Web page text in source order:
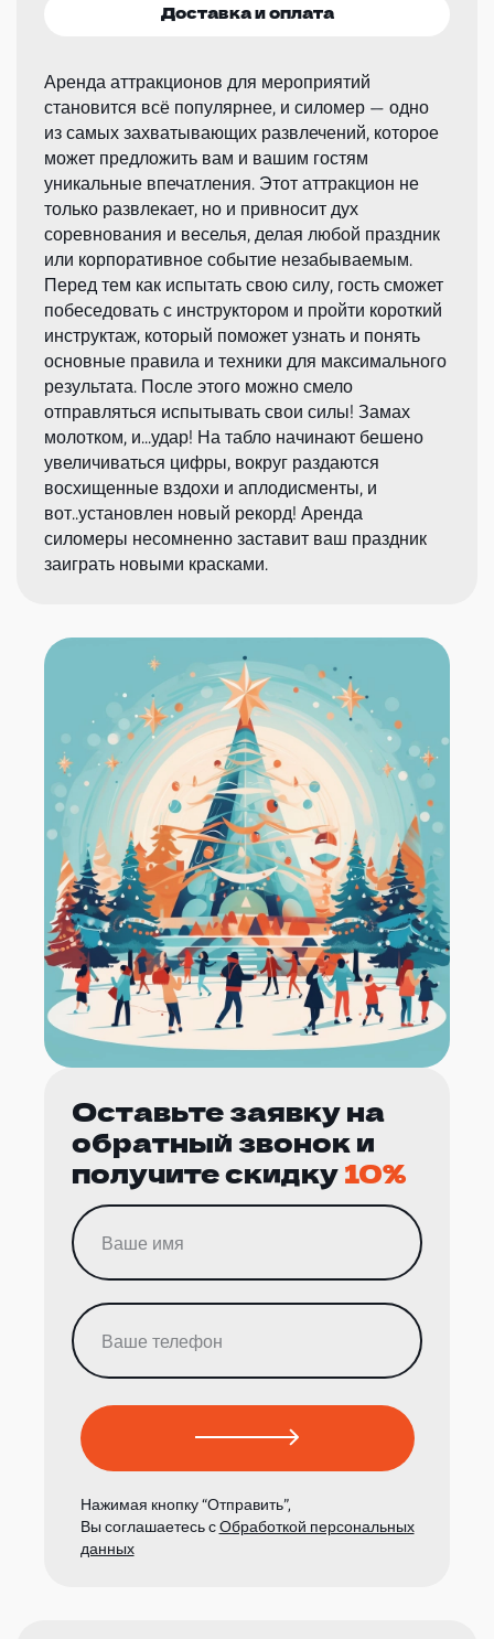
Доставка и оплата
Аренда аттракционов для мероприятий
становится всё популярнее, и силомер — одно
из самых захватывающих развлечений, которое
может предложить вам и вашим гостям
уникальные впечатления. Этот аттракцион не
только развлекает, но и привносит дух
соревнования и веселья, делая любой праздник
или корпоративное событие незабываемым.
Перед тем как испытать свою силу, гость сможет
побеседовать с инструктором и пройти короткий
инструктаж, который поможет узнать и понять
основные правила и техники для максимального
результата. После этого можно смело
отправляться испытывать свои силы! Замах
молотком, и...удар! На табло начинают бешено
увеличиваться цифры, вокруг раздаются
восхищенные вздохи и аплодисменты, и
вот..установлен новый рекорд! Аренда
силомеры несомненно заставит ваш праздник
заиграть новыми красками.
Оставьте заявку на
обратный звонок и
получите скидку10%
Нажимая кнопку “Отправить”,
Вы соглашаетесь сОбработкой персональных
данных